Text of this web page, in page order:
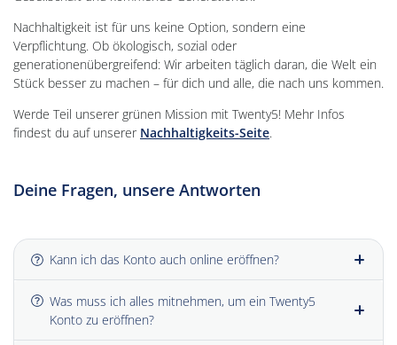
Nachhaltigkeit ist für uns keine Option, sondern eine
Verpflichtung. Ob ökologisch, sozial oder
generationenübergreifend: Wir arbeiten täglich daran, die Welt ein
Stück besser zu machen – für dich und alle, die nach uns kommen.
Werde Teil unserer grünen Mission mit Twenty5! Mehr Infos
findest du auf unserer Nachhaltigkeits-Seite.
Deine Fragen, unsere Antworten
Häufig gestellte Fragen (FAQ)
Kann ich das Konto auch online eröffnen?
Was muss ich alles mitnehmen, um ein Twenty5
Konto zu eröffnen?